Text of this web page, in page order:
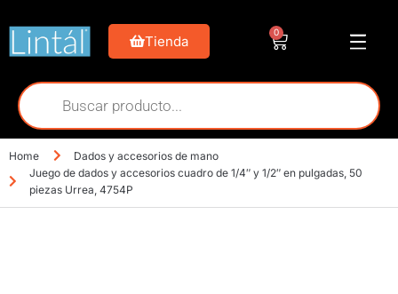
Tienda
0
Home
Dados y accesorios de mano
Juego de dados y accesorios cuadro de 1/4″ y 1/2″ en pulgadas, 50
piezas Urrea, 4754P